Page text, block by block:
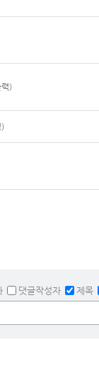
력)
)
댓글작성자 제목